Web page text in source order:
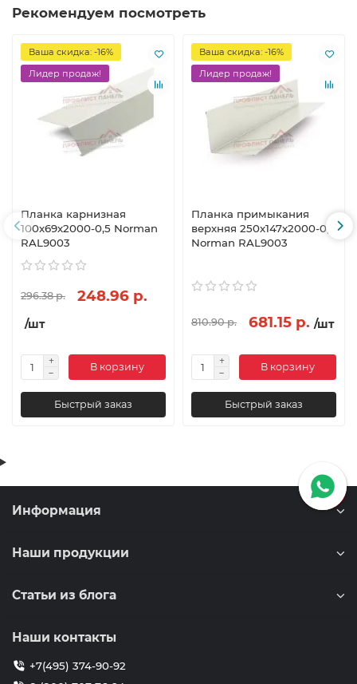
Рекомендуем посмотреть
Ваша скидка: -16%
Лидер продаж!
Планка карнизная
100х69х2000-0,5 Norman
RAL9003
296.38 р. 248.96 р.
/шт
В корзину
Быстрый заказ
Ваша скидка: -16%
Лидер продаж!
Планка примыкания
верхняя 250х147х2000-0,5
Norman RAL9003
810.90 р. 681.15 р. /шт
В корзину
Быстрый заказ
Информация
Наши продукции
Статьи из блога
Наши контакты
+7(495) 374-90-92